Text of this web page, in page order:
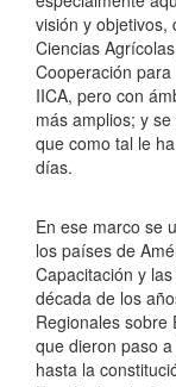
visión y objetivos,
Ciencias
Cooperación
IICA, pero con
más amplios; y
que como tal le
días.
En ese marco se
los países de
Capacitación y
década de los
Regionales sobre
que dieron paso
hasta la